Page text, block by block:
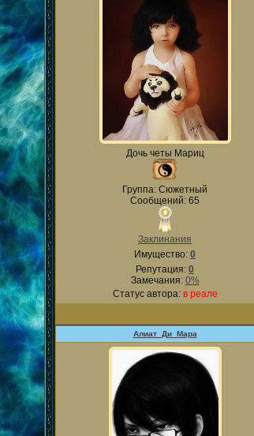
Дочь четы Мариц
Группа: Сюжетный
Сообщений: 65
Заклинания
Имущество: 0
Репутация: 0
Замечания: 0%
Статус автора: в реале
Алиат_Ди_Мара